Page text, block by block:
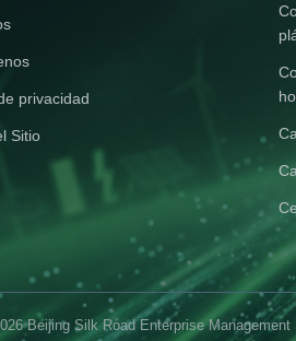
privacidad
Sitio
Beijing Silk Road Enterprise